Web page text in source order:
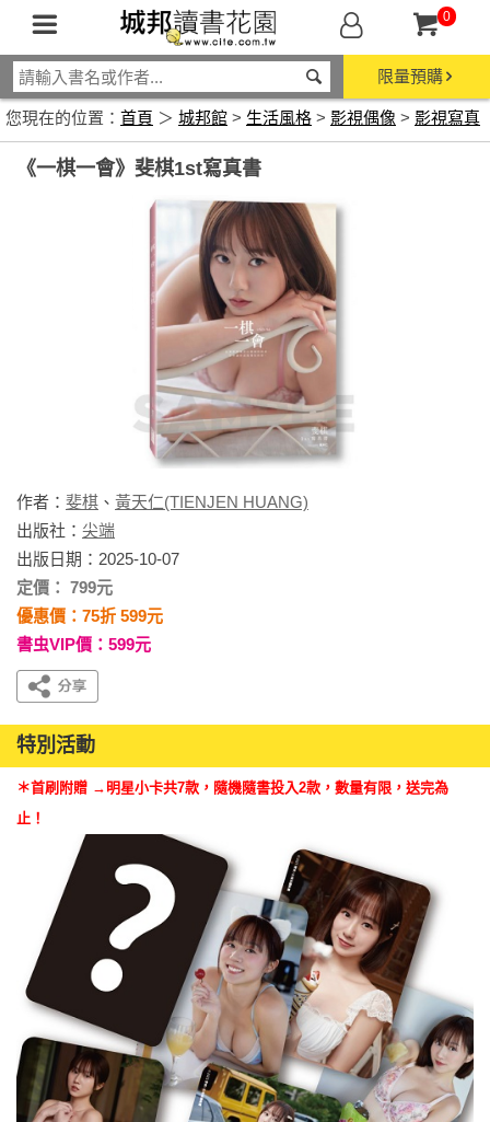
0
限量預購
您現在的位置： 首頁 ＞ 城邦館 > 生活風格 > 影視偶像 > 影視寫真
《一棋一會》斐棋1st寫真書
作者： 斐棋 、 黃天仁(TIENJEN HUANG)
出版社： 尖端
出版日期：2025-10-07
定價： 799元
優惠價：75折 599元
書虫VIP價：599元
特別活動
＊首刷附贈 →明星小卡共7款，隨機隨書投入2款，數量有限，送完為
止！